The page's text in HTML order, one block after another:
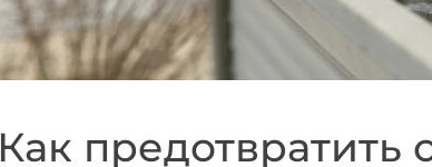
Как предотвратить